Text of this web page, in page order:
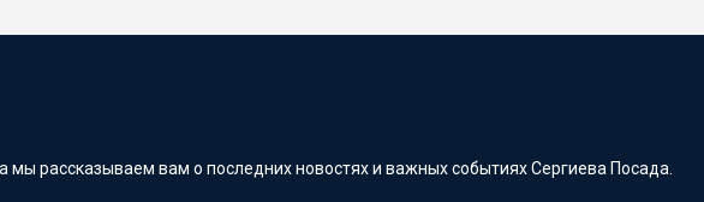
рассказываем вам о последних новостях и важных событиях Сергиева Посада.